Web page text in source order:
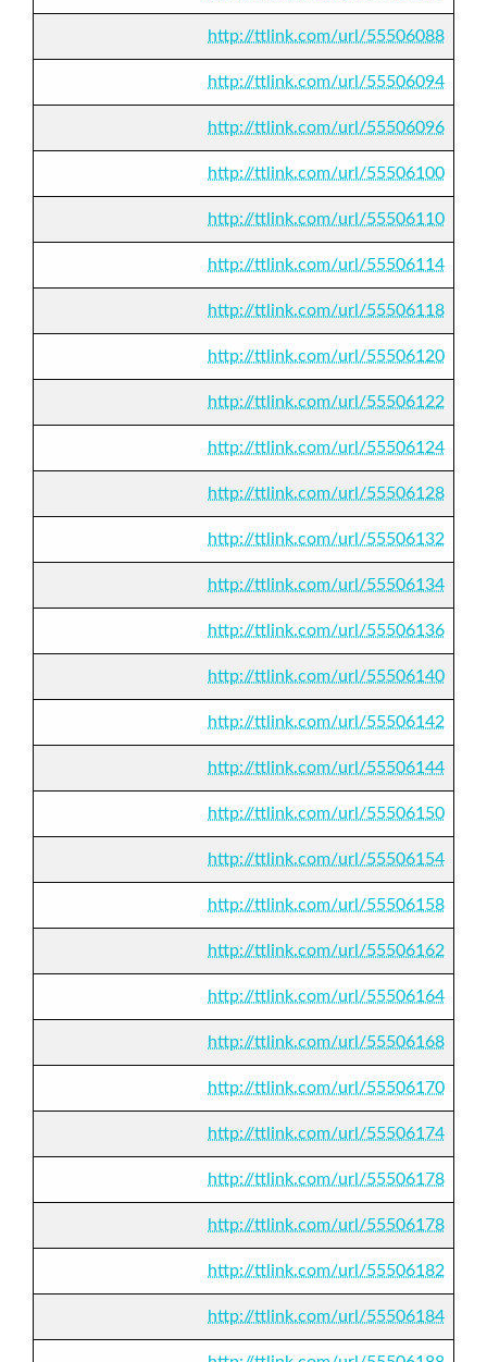
http://ttlink.com/url/55506088
http://ttlink.com/url/55506094
http://ttlink.com/url/55506096
http://ttlink.com/url/55506100
http://ttlink.com/url/55506110
http://ttlink.com/url/55506114
http://ttlink.com/url/55506118
http://ttlink.com/url/55506120
http://ttlink.com/url/55506122
http://ttlink.com/url/55506124
http://ttlink.com/url/55506128
http://ttlink.com/url/55506132
http://ttlink.com/url/55506134
http://ttlink.com/url/55506136
http://ttlink.com/url/55506140
http://ttlink.com/url/55506142
http://ttlink.com/url/55506144
http://ttlink.com/url/55506150
http://ttlink.com/url/55506154
http://ttlink.com/url/55506158
http://ttlink.com/url/55506162
http://ttlink.com/url/55506164
http://ttlink.com/url/55506168
http://ttlink.com/url/55506170
http://ttlink.com/url/55506174
http://ttlink.com/url/55506178
http://ttlink.com/url/55506178
http://ttlink.com/url/55506182
http://ttlink.com/url/55506184